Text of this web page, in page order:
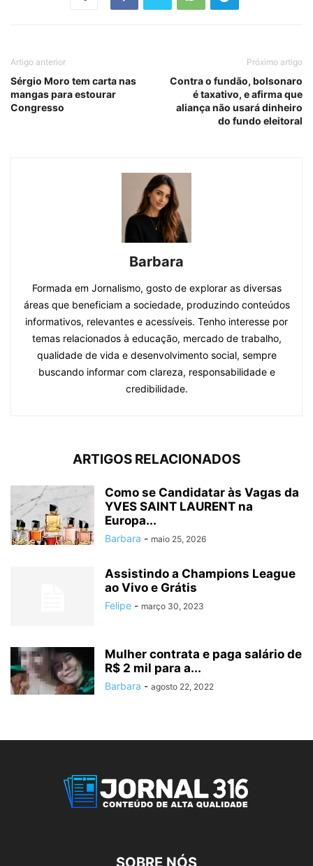
Artigo anterior
Sérgio Moro tem carta nas
mangas para estourar
Congresso
Próximo artigo
Contra o fundão, bolsonaro
é taxativo, e afirma que
aliança não usará dinheiro
do fundo eleitoral
Barbara
Formada em Jornalismo, gosto de explorar as diversas
áreas que beneficiam a sociedade, produzindo conteúdos
informativos, relevantes e acessíveis. Tenho interesse por
temas relacionados à educação, mercado de trabalho,
qualidade de vida e desenvolvimento social, sempre
buscando informar com clareza, responsabilidade e
credibilidade.
ARTIGOS RELACIONADOS
Como se Candidatar às Vagas da
YVES SAINT LAURENT na
Europa...
Barbara - maio 25, 2026
Assistindo a Champions League
ao Vivo e Grátis
Felipe - março 30, 2023
Mulher contrata e paga salário de
R$ 2 mil para a...
Barbara - agosto 22, 2022